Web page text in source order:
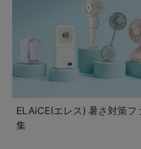
ELAiCE(エレス) 暑さ対策フ
集